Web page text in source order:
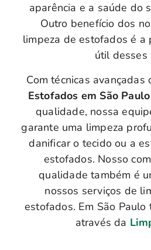
aparência e a saúde do
Outro benefício dos
limpeza de estofados é a
útil desses
Com técnicas avançadas
Estofados em São Paulo
qualidade, nossa
garante uma limpeza
danificar o tecido ou a
estofados. Nosso
qualidade também é
nossos serviços de
estofados. Em São
através da